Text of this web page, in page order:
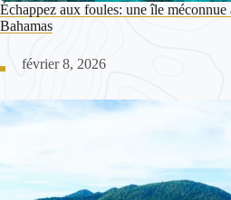
Échappez aux foules: une île méconnue
Bahamas
février 8, 2026